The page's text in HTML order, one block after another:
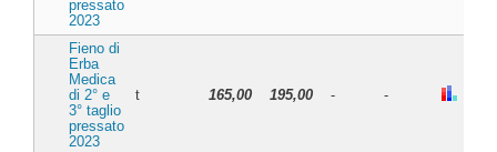
pressato
2023
Fieno di
Erba
Medica
di 2° e
3° taglio
pressato
2023
t 165,00 195,00 - -